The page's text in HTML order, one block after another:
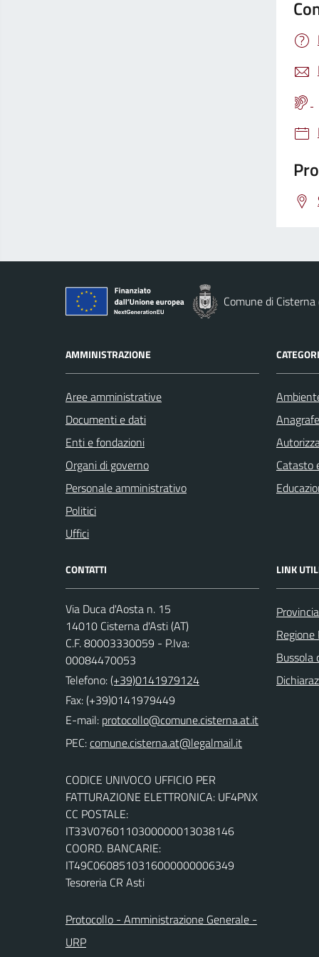
Comune di
AMMINISTRAZIONE
Aree amministrative
Documenti e dati
Enti e fondazioni
Organi di governo
Personale amministrativo
Politici
Uffici
Catasto
CONTATTI
Via Duca d'Aosta n. 15
14010 Cisterna d'Asti (AT)
C.F. 80003330059 - P.Iva:
00084470053
Telefono:(+39)0141979124
Fax: (+39)0141979449
E-mail:
PEC:
CODICE UNIVOCO UFFICIO PER
FATTURAZIONE ELETTRONICA: UF4PNX
CC POSTALE:
IT33V0760110300000013038146
COORD. BANCARIE:
IT49C0608510316000000006349
Tesoreria CR Asti
Protocollo - Amministrazione Generale -
URP
LINK
Bussola